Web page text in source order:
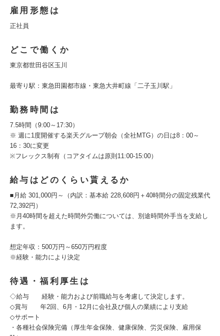
雇用形態は
正社員
どこで働くか
東京都世田谷区玉川
最寄り駅：東急田園都市線・東急大井町線「二子玉川駅」
勤務時間は
7.5時間（9:00～17:30）
※ 週に1度開催する楽天グループ朝会（全社MTG）の日は8：00～
16：30に変更
※フレックス制有（コアタイムは原則11:00-15:00）
給与はどのくらい貰えるか
■月給 301,000円～（内訳：基本給 228,608円＋40時間分の固定残業代
72,392円）
※月40時間を超えた時間外労働については、別途時間外手当を支給し
ます。
想定年収：500万円～650万円程度
※経験・能力により決定
待遇・福利厚生は
◇給与 経験・能力および前職給与を考慮して決定します。
◇賞与 年2回、6月・12月に会社及び個人の業績により支給
◇サポート
・各種社会保険完備（厚生年金保険、健康保険、労災保険、雇用保